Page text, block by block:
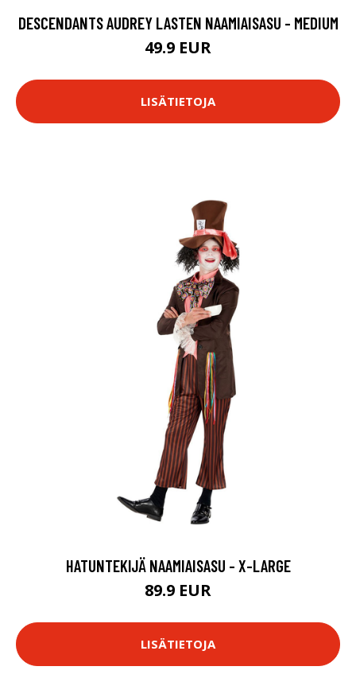
DESCENDANTS AUDREY LASTEN NAAMIAISASU - MEDIUM
49.9 EUR
LISÄTIETOJA
HATUNTEKIJÄ NAAMIAISASU - X-LARGE
89.9 EUR
LISÄTIETOJA